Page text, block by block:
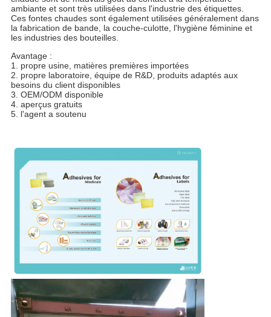
ambiante et sont très utilisées dans l'industrie des étiquettes.
Ces fontes chaudes sont également utilisées généralement dans
la fabrication de bande, la couche-culotte, l'hygiène féminine et
les industries des bouteilles.
Avantage :
1. propre usine, matières premières importées
2. propre laboratoire, équipe de R&D, produits adaptés aux
besoins du client disponibles
3. OEM/ODM disponible
4. aperçus gratuits
5. l'agent a soutenu